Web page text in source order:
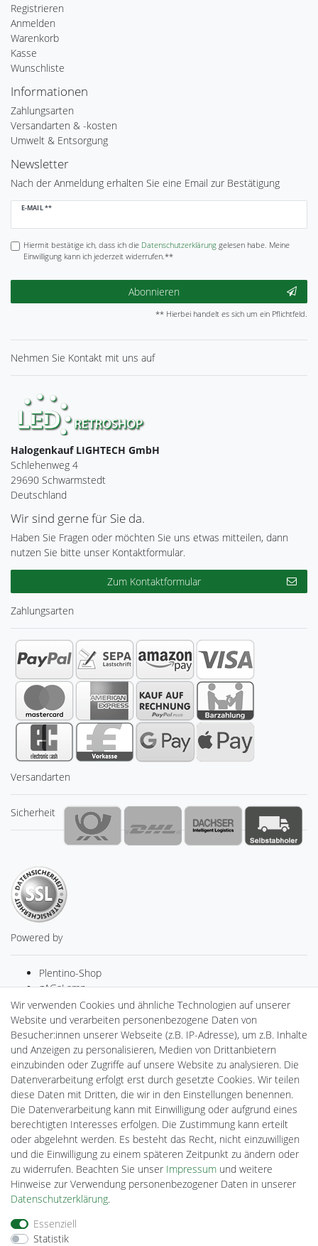
Registrieren
Anmelden
Warenkorb
Kasse
Wunschliste
Informationen
Zahlungsarten
Versandarten & -kosten
Umwelt & Entsorgung
Newsletter
Nach der Anmeldung erhalten Sie eine Email zur Bestätigung
E-MAIL **
Newsletter
Hiermit bestätige ich, dass ich die Daten­schutz­erklärunggelesen habe. Meine
Einwilligung kann ich jederzeit widerrufen.**
Abonnieren
** Hierbei handelt es sich um ein Pflichtfeld.
Nehmen Sie Kontakt mit uns auf
Halogenkauf LIGHTECH GmbH
Schlehenweg 4
29690 Schwarmstedt
Deutschland
Wir sind gerne für Sie da.
Haben Sie Fragen oder möchten Sie uns etwas mitteilen, dann
nutzen Sie bitte unser Kontaktformular.
Zum Kontaktformular
Zahlungsarten
Versandarten
Sicherheit
Powered by
Plentino-Shop
gAGaLamp
Drohnenstore24
MeinUSB
Batteriespeicher
PlentiSolar
Gebrauchtlicht
Ledkauf
DEYESOLAR
Lightech Connect
CardanLight Europe
FORTIMO LEDs
Cardanlight-Shop
Wallbox24
Wir verwenden Cookies und ähnliche Technologien auf unserer
Website und verarbeiten personenbezogene Daten von
Besucher:innen unserer Webseite (z.B. IP-Adresse), um z.B. Inhalte
und Anzeigen zu personalisieren, Medien von Drittanbietern
einzubinden oder Zugriffe auf unsere Website zu analysieren. Die
Datenverarbeitung erfolgt erst durch gesetzte Cookies. Wir teilen
diese Daten mit Dritten, die wir in den Einstellungen benennen.
Die Datenverarbeitung kann mit Einwilligung oder aufgrund eines
berechtigten Interesses erfolgen. Die Zustimmung kann erteilt
oder abgelehnt werden. Es besteht das Recht, nicht einzuwilligen
und die Einwilligung zu einem späteren Zeitpunkt zu ändern oder
zu widerrufen. Beachten Sie unser Impressum und weitere
Hinweise zur Verwendung personenbezogener Daten in unserer
Daten­schutz­erklärung.
Essenziell
Statistik